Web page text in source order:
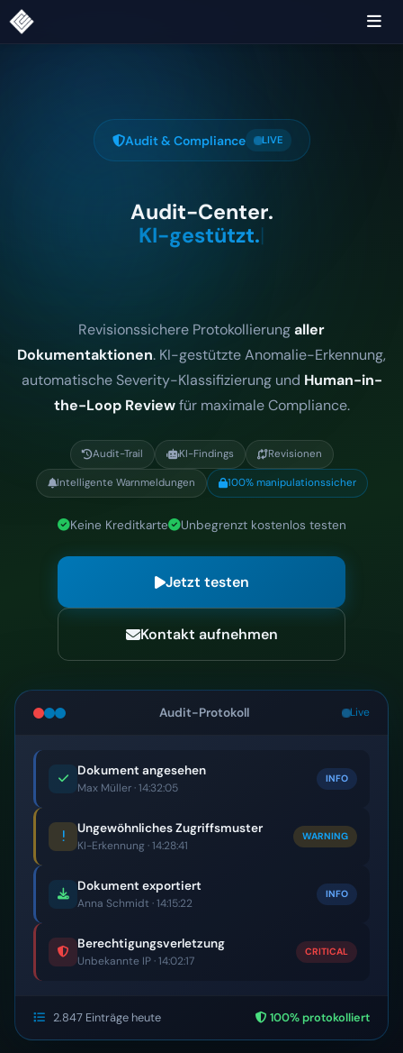
Audit & Compliance LIVE
Audit-Center.
KI-gestützt.|
Revisionssichere Protokollierungaller
Dokumentaktionen. KI-gestützte Anomalie-Erkennung,
automatische Severity-Klassifizierung und Human-in-
the-Loop Reviewfür maximale Compliance.
Audit-Trail KI-Findings Revisionen
Intelligente Warnmeldungen 100% manipulationssicher
Keine Kreditkarte Unbegrenzt kostenlos testen
Jetzt testen
Kontakt aufnehmen
Audit-Protokoll Live
Dokument angesehen
Max Müller · 14:32:05
INFO
Ungewöhnliches Zugriffsmuster
KI-Erkennung · 14:28:41
WARNING
Dokument exportiert
Anna Schmidt · 14:15:22
INFO
Berechtigungsverletzung
Unbekannte IP · 14:02:17
CRITICAL
2.847 Einträge heute 100% protokolliert